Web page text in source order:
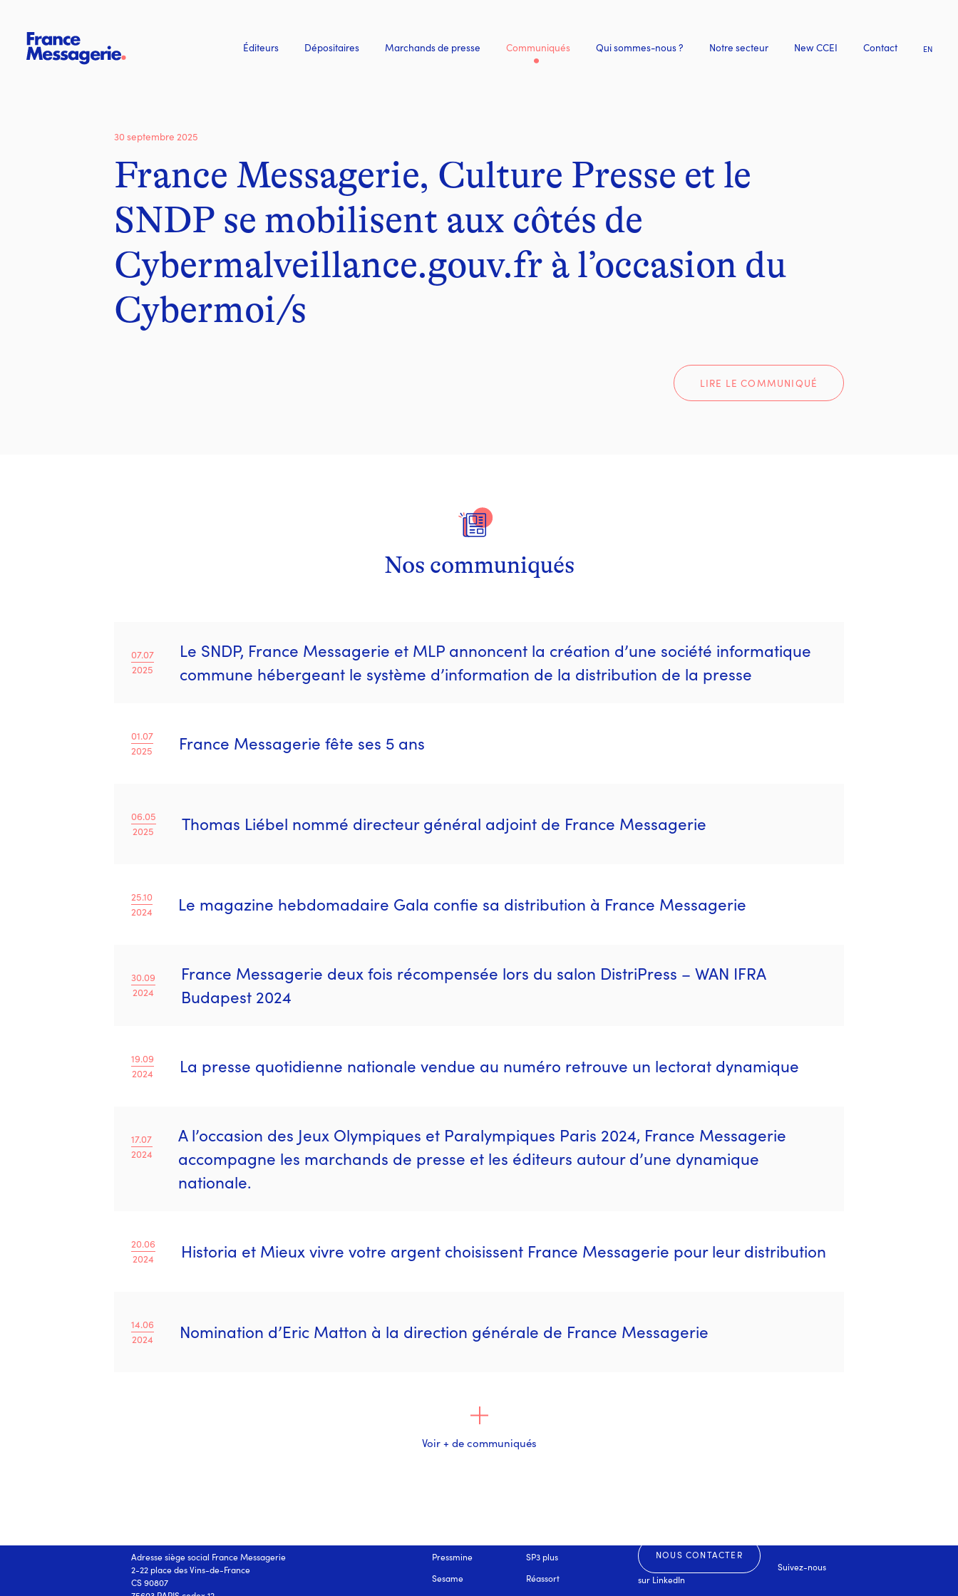
Éditeurs Dépositaires Marchands de presse
Communiqués
Qui sommes-nous ? Notre secteur New CCEI Contact EN
30 septembre 2025
France Messagerie, Culture Presse et le
SNDP se mobilisent aux côtés de
Cybermalveillance.gouv.fr à l’occasion du
Cybermoi/s
LIRE LE COMMUNIQUÉ
Nos communiqués
07.07
2025
Le SNDP, France Messagerie et MLP annoncent la création d’une société informatique
commune hébergeant le système d’information de la distribution de la presse
01.07
2025
France Messagerie fête ses 5 ans
06.05
2025
Thomas Liébel nommé directeur général adjoint de France Messagerie
25.10
2024
Le magazine hebdomadaire Gala confie sa distribution à France Messagerie
30.09
2024
France Messagerie deux fois récompensée lors du salon DistriPress – WAN IFRA
Budapest 2024
19.09
2024
La presse quotidienne nationale vendue au numéro retrouve un lectorat dynamique
17.07
2024
A l’occasion des Jeux Olympiques et Paralympiques Paris 2024, France Messagerie
accompagne les marchands de presse et les éditeurs autour d’une dynamique
nationale.
20.06
2024
Historia et Mieux vivre votre argent choisissent France Messagerie pour leur distribution
14.06
2024
Nomination d’Eric Matton à la direction générale de France Messagerie
Voir + de communiqués
Adresse siège social France Messagerie
2-22 place des Vins-de-France
CS 90807
Pressmine
Sesame
SP3 plus
Réassort
NOUS CONTACTER
Suivez-nous
sur LinkedIn